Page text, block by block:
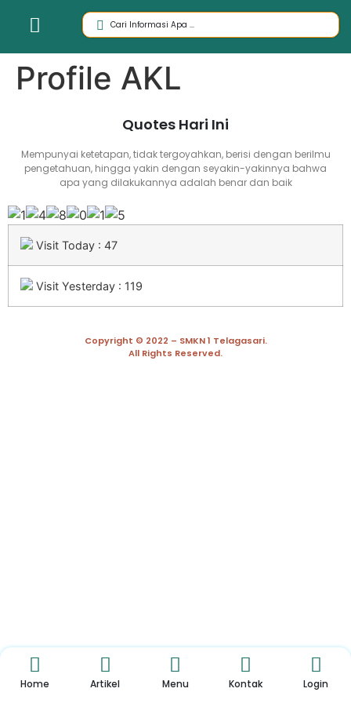
Profile AKL
Quotes Hari Ini
Mempunyai ketetapan, tidak tergoyahkan, berisi dengan berilmu
pengetahuan, hingga yakin dengan seyakin-yakinnya bahwa
apa yang dilakukannya adalah benar dan baik
Visit Today : 47
Visit Yesterday : 119
Copyright © 2022 – SMKN 1 Telagasari.
All Rights Reserved.
Home Artikel Menu Kontak Login